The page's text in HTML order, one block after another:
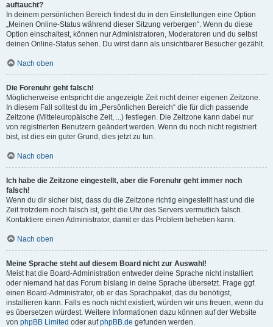
auftaucht?
In deinem persönlichen Bereich findest du in den Einstellungen eine Option
„Meinen Online-Status während dieser Sitzung verbergen“. Wenn du diese
Option einschaltest, können nur Administratoren, Moderatoren und du selbst
deinen Online-Status sehen. Du wirst dann als unsichtbarer Besucher gezählt.
Nach oben
Die Forenuhr geht falsch!
Möglicherweise entspricht die angezeigte Zeit nicht deiner eigenen Zeitzone.
In diesem Fall solltest du im „Persönlichen Bereich“ die für dich passende
Zeitzone (Mitteleuropäische Zeit, ...) festlegen. Die Zeitzone kann dabei nur
von registrierten Benutzern geändert werden. Wenn du noch nicht registriert
bist, ist dies ein guter Grund, dies jetzt zu tun.
Nach oben
Ich habe die Zeitzone eingestellt, aber die Forenuhr geht immer noch
falsch!
Wenn du dir sicher bist, dass du die Zeitzone richtig eingestellt hast und die
Zeit trotzdem noch falsch ist, geht die Uhr des Servers vermutlich falsch.
Kontaktiere einen Administrator, damit er das Problem beheben kann.
Nach oben
Meine Sprache steht auf diesem Board nicht zur Auswahl!
Meist hat die Board-Administration entweder deine Sprache nicht installiert
oder niemand hat das Forum bislang in deine Sprache übersetzt. Frage ggf.
einen Board-Administrator, ob er das Sprachpaket, das du benötigst,
installieren kann. Falls es noch nicht existiert, würden wir uns freuen, wenn du
es übersetzen würdest. Weitere Informationen dazu können auf der Website
von phpBB Limited oder aufphpBB.de gefunden werden.